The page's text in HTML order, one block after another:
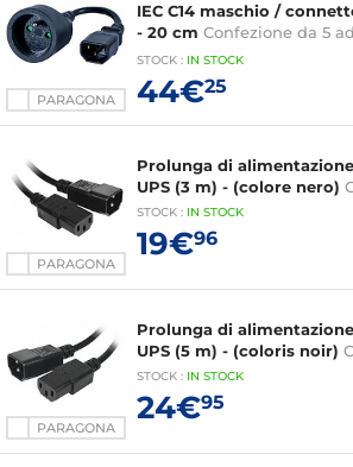
PARAGONA
IEC C14 maschio /
- 20 cm Confezione da 5
C14
STOCK : IN STOCK
44€25
PARAGONA
Prolunga di
UPS (3 m) - (colore nero)
STOCK : IN STOCK
19€96
PARAGONA
Prolunga di
UPS (5 m) - (coloris noir)
STOCK : IN STOCK
24€95